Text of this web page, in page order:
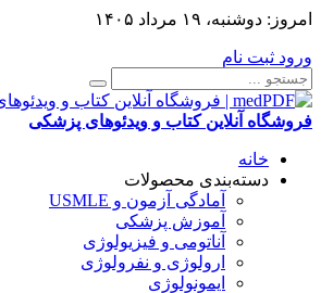
امروز: دوشنبه، ۱۹ مرداد ۱۴۰۵
ورود ثبت نام
فروشگاه آنلاین کتاب و ویدئوهای پزشکی
خانه
دسته‌بندی محصولات
آمادگی آزمون و USMLE
آموزش پزشکی
آناتومی و فیزیولوژی
ارولوژی و نفرولوژی
ایمونولوژی